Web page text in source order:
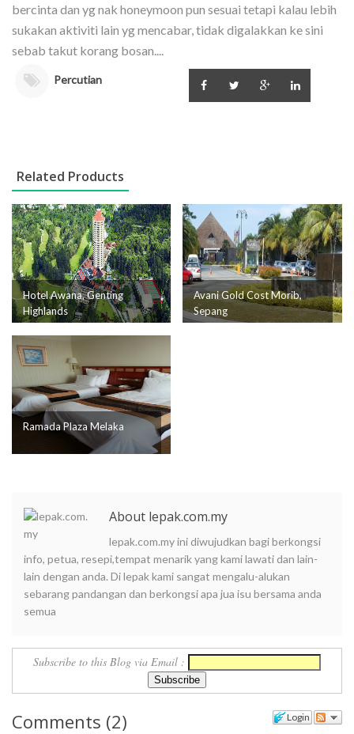
bercinta dan yg nak honeymoon pun sesuai tetapi kalau lebih
sukakan aktiviti lain yg mencabar, tidak digalakkan ke sini
sebab takut korang bosan....
Percutian
Related Products
Hotel Awana, Genting
Highlands
Avani Gold Cost Morib,
Sepang
Ramada Plaza Melaka
About lepak.com.my
lepak.com.my ini diwujudkan bagi berkongsi
info, petua, resepi,tempat menarik yang kami lawati dan lain-
lain dengan anda. Di lepak kami sangat mengalu-alukan
sebarang pandangan dan berkongsi apa jua isu bersama anda
semua
Subscribe to this Blog via Email :
Login
Comments (2)